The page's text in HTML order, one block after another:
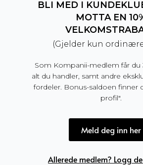
Alpha Crew Neck Navy
BLI MED I
MOTTA EN
(Gjelder kun
Som Kompanii-medlem får du
alt du handler, samt andre
fordeler. Bonus-saldoen finner
profil".
Meld deg inn her
Allerede medlem? Logg